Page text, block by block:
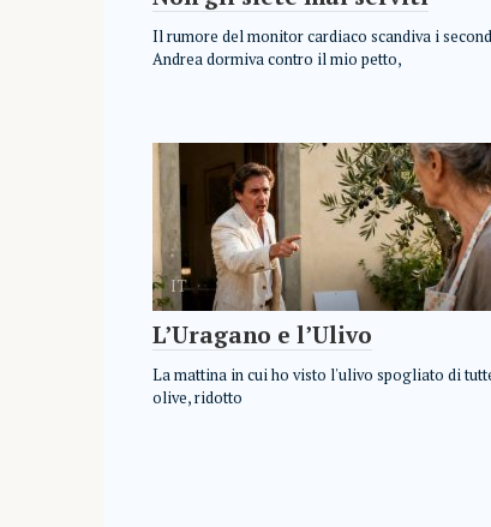
Il rumore del monitor cardiaco scandiva i
Andrea dormiva contro il mio petto,
IT
L’Uragano e l’Ulivo
La mattina in cui ho visto l'ulivo spogliato di
olive, ridotto